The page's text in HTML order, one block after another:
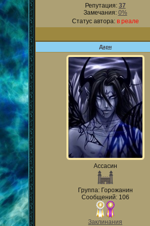
Репутация: 37
Замечания: 0%
Статус автора: в реале
Дарн
Ассасин
Группа: Горожанин
Сообщений: 106
Заклинания